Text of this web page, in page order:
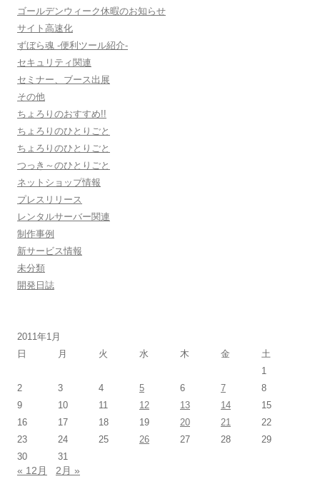
ゴールデンウィーク休暇のお知らせ
サイト高速化
ずぼら魂 -便利ツール紹介-
セキュリティ関連
セミナー、ブース出展
その他
ちょろりのおすすめ!!
ちょろりのひとりごと
ちょろりのひとりごと
つっき～のひとりごと
ネットショップ情報
プレスリリース
レンタルサーバー関連
制作事例
新サービス情報
未分類
開発日誌
2011年1月
日
月 火 水 木 金
土
1
2
3 4 5 6 7
8
9
10 11 12 13 14
15
16
17 18 19 20 21
22
23
24 25 26 27 28
29
30
31
« 12月 2月 »